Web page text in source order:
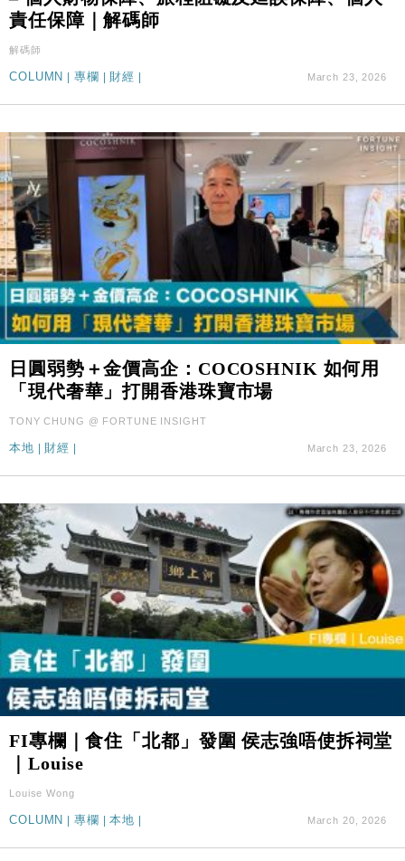
責任保障｜解碼師
解碼師
COLUMN | 專欄 | 財經 | March 23, 2026
日圓弱勢＋金價高企：COCOSHNIK 如何用
「現代奢華」打開香港珠寶市場
TONY CHUNG @ FORTUNE INSIGHT
本地 財經 March 23, 2026
FI專欄｜食住「北都」發圍 侯志強唔使拆祠堂
｜Louise
Louise Wong
COLUMN | 專欄 |本地 | March 20, 2026